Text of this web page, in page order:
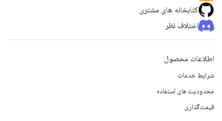
کتابخانه های مشتری
اختلاف نظر
اطلاعات محصول
شرایط خدمات
محدودیت های استفاده
قیمت‌گذاری